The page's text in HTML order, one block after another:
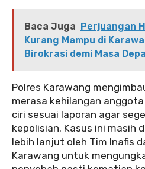
Baca Juga Perjuangan
Kurang Mampu di
Birokrasi demi Masa
Polres Karawang
merasa kehilangan
ciri sesuai laporan agar
kepolisian. Kasus ini masih
lebih lanjut oleh Tim Inafis
Karawang untuk